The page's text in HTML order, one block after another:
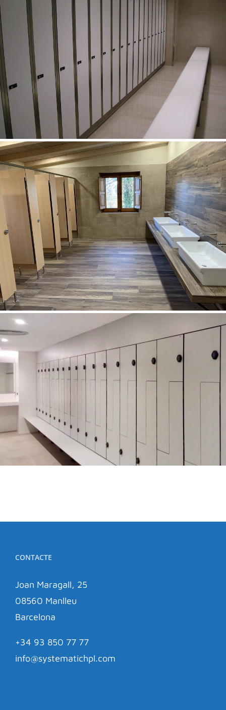
CONTACTE
Joan Maragall, 25
08560 Manlleu
Barcelona
+34 93 850 77 77
info@systematichpl.com